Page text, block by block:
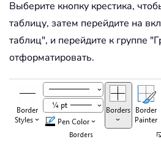
Выберите кнопку крестика,
таблицу, затем перейдите на
таблиц", и перейдите к группе
отформатировать.